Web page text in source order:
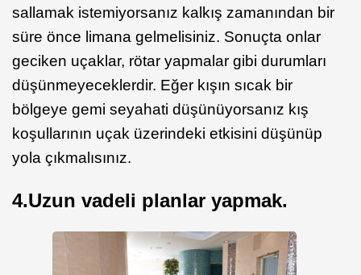
sallamak istemiyorsanız kalkış zamanından bir
süre önce limana gelmelisiniz. Sonuçta onlar
geciken uçaklar, rötar yapmalar gibi durumları
düşünmeyeceklerdir. Eğer kışın sıcak bir
bölgeye gemi seyahati düşünüyorsanız kış
koşullarının uçak üzerindeki etkisini düşünüp
yola çıkmalısınız.
4.Uzun vadeli planlar yapmak.